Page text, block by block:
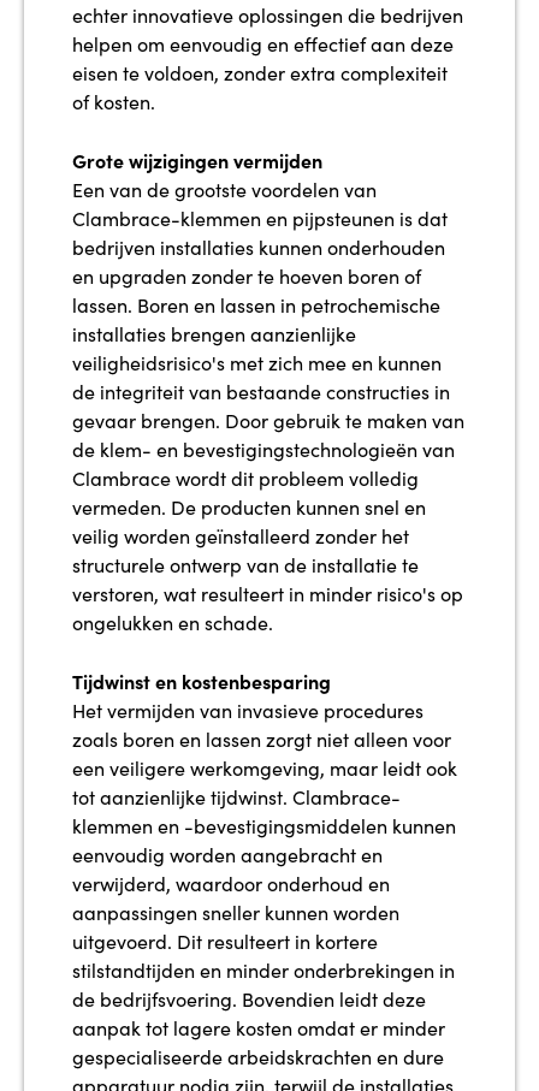
echter innovatieve oplossingen die bedrijven
helpen om eenvoudig en effectief aan deze
eisen te voldoen, zonder extra complexiteit
of kosten.
Grote wijzigingen vermijden
Een van de grootste voordelen van
Clambrace-klemmen en pijpsteunen is dat
bedrijven installaties kunnen onderhouden
en upgraden zonder te hoeven boren of
lassen. Boren en lassen in petrochemische
installaties brengen aanzienlijke
veiligheidsrisico's met zich mee en kunnen
de integriteit van bestaande constructies in
gevaar brengen. Door gebruik te maken van
de klem- en bevestigingstechnologieën van
Clambrace wordt dit probleem volledig
vermeden. De producten kunnen snel en
veilig worden geïnstalleerd zonder het
structurele ontwerp van de installatie te
verstoren, wat resulteert in minder risico's op
ongelukken en schade.
Tijdwinst en kostenbesparing
Het vermijden van invasieve procedures
zoals boren en lassen zorgt niet alleen voor
een veiligere werkomgeving, maar leidt ook
tot aanzienlijke tijdwinst. Clambrace-
klemmen en -bevestigingsmiddelen kunnen
eenvoudig worden aangebracht en
verwijderd, waardoor onderhoud en
aanpassingen sneller kunnen worden
uitgevoerd. Dit resulteert in kortere
stilstandtijden en minder onderbrekingen in
de bedrijfsvoering. Bovendien leidt deze
aanpak tot lagere kosten omdat er minder
gespecialiseerde arbeidskrachten en dure
apparatuur nodig zijn, terwijl de installaties